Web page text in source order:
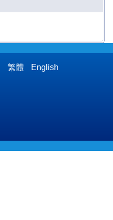
繁體 English